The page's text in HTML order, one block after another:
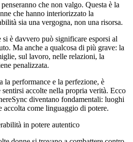
che non valgo. Questa è la
che hanno interiorizzato la
sia una vergogna, non una risorsa.
è davvero può significare esporsi al
Ma anche a qualcosa di più grave: la
sul lavoro, nelle relazioni, la
penalizzata.
la performance e la perfezione, è
accolte nella propria verità. Ecco
diventano fondamentali: luoghi
come linguaggio di potere.
in potere autentico